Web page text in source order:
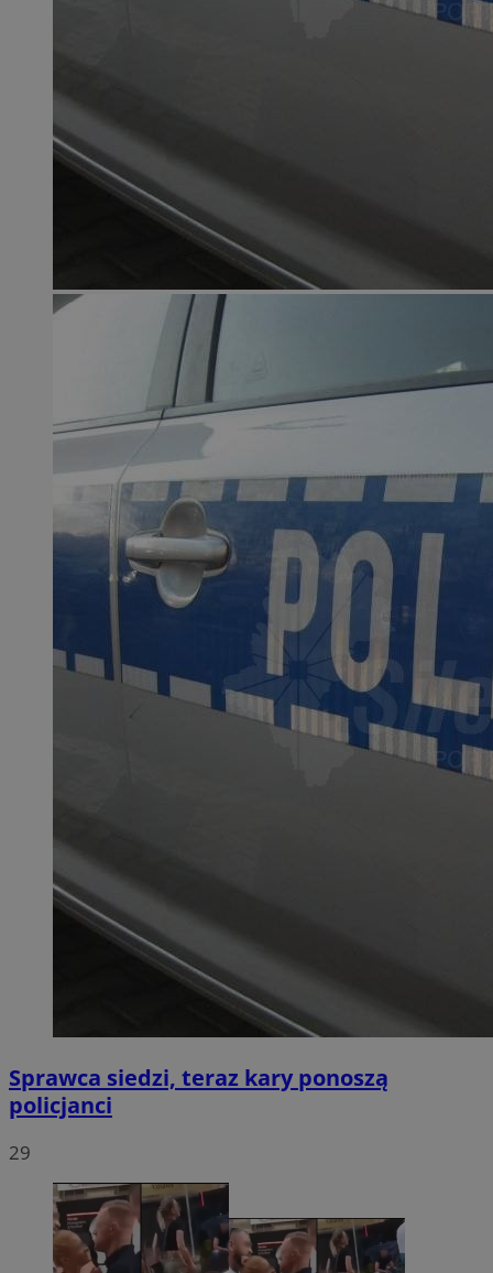
Sprawca siedzi, teraz kary ponoszą
policjanci
29